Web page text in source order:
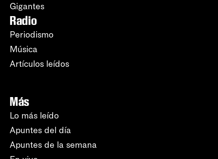
Gigantes
Radio
Periodismo
Música
Artículos leídos
Más
Lo más leído
Apuntes del día
Apuntes de la semana